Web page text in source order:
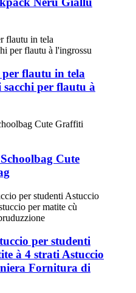
flautu in tela
per flautu à
Cute
per studenti
à 4 strati Astuccio
Fornitura di